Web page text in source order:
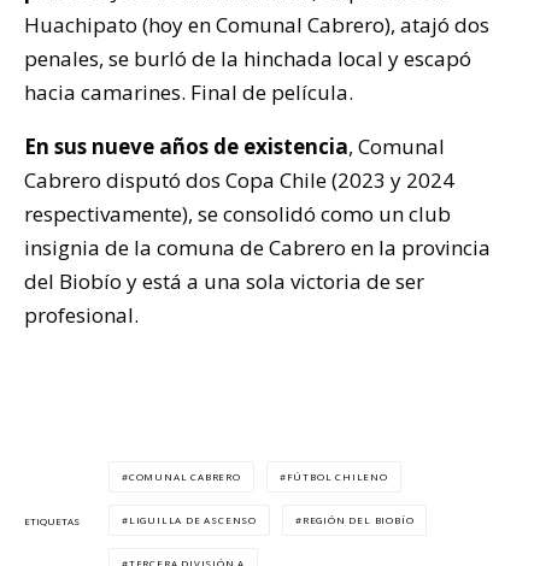
Huachipato (hoy en Comunal Cabrero), atajó dos
penales, se burló de la hinchada local y escapó
hacia camarines. Final de película.
En sus nueve años de existencia, Comunal
Cabrero disputó dos Copa Chile (2023 y 2024
respectivamente), se consolidó como un club
insignia de la comuna de Cabrero en la provincia
del Biobío y está a una sola victoria de ser
profesional.
ETIQUETAS
COMUNAL CABRERO FÚTBOL CHILENO
LIGUILLA DE ASCENSO REGIÓN DEL BIOBÍO
TERCERA DIVISIÓN A